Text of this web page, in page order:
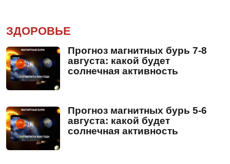
ЗДОРОВЬЕ
Прогноз магнитных бурь 7-8
августа: какой будет
солнечная активность
Прогноз магнитных бурь 5-6
августа: какой будет
солнечная активность